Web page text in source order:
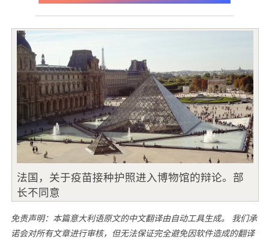
法国，关于疫苗接种护照进入博物馆的辩论。部
长不同意
免责声明：本篇意大利语原文的中文翻译由自动工具生成。 我们承
诺会对所有文章进行审核，但无法保证完全避免因软件造成的翻译